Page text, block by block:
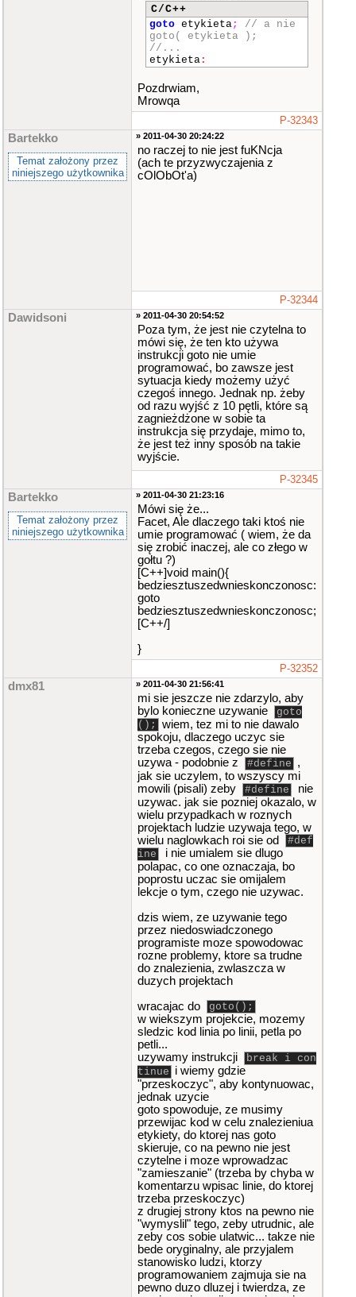
C/C++
goto etykieta;
// a nie
goto( etykieta );
//...
etykieta :
Pozdrwiam,
Mrowqa
P-32343
Bartekko
Temat założony przez
niniejszego użytkownika
» 2011-04-30 20:24:22
no raczej to nie jest fuKNcja
(ach te przyzwyczajenia z
cOlObOt'a)
P-32344
Dawidsoni » 2011-04-30 20:54:52
Poza tym, że jest nie czytelna to
mówi się, że ten kto używa
instrukcji goto nie umie
programować, bo zawsze jest
sytuacja kiedy możemy użyć
czegoś innego. Jednak np. żeby
od razu wyjść z 10 pętli, które są
zagnieżdżone w sobie ta
instrukcja się przydaje, mimo to,
że jest też inny sposób na takie
wyjście.
P-32345
Bartekko
Temat założony przez
niniejszego użytkownika
» 2011-04-30 21:23:16
Mówi się że...
Facet, Ale dlaczego taki ktoś nie
umie programować ( wiem, że da
się zrobić inaczej, ale co złego w
gołtu ?)
[C++]void main(){
bedziesztuszedwnieskonczonosc:
goto
bedziesztuszedwnieskonczonosc;
[C++/]
}
P-32352
dmx81 » 2011-04-30 21:56:41
mi sie jeszcze nie zdarzylo, aby
bylo konieczne uzywanie
goto
();
wiem, tez mi to nie dawalo
spokoju, dlaczego uczyc sie
trzeba czegos, czego sie nie
uzywa - podobnie z
#define ,
jak sie uczylem, to wszyscy mi
mowili (pisali) zeby
#define
nie
uzywac. jak sie pozniej okazalo, w
wielu przypadkach w roznych
projektach ludzie uzywaja tego, w
wielu naglowkach roi sie od
#def
ine
i nie umialem sie dlugo
polapac, co one oznaczaja, bo
poprostu uczac sie omijalem
lekcje o tym, czego nie uzywac.
dzis wiem, ze uzywanie tego
przez niedoswiadczonego
programiste moze spowodowac
rozne problemy, ktore sa trudne
do znalezienia, zwlaszcza w
duzych projektach
wracajac do
goto();
w wiekszym projekcie, mozemy
sledzic kod linia po linii, petla po
petli...
uzywamy instrukcji
break i con
tinue i wiemy gdzie
"przeskoczyc", aby kontynuowac,
jednak uzycie
goto spowoduje, ze musimy
przewijac kod w celu znalezieniua
etykiety, do ktorej nas goto
skieruje, co na pewno nie jest
czytelne i moze wprowadzac
"zamieszanie" (trzeba by chyba w
komentarzu wpisac linie, do ktorej
trzeba przeskoczyc)
z drugiej strony ktos na pewno nie
"wymyslil" tego, zeby utrudnic, ale
zeby cos sobie ulatwic... takze nie
bede oryginalny, ale przyjalem
stanowisko ludzi, ktorzy
programowaniem zajmuja sie na
pewno duzo dluzej i twierdza, ze